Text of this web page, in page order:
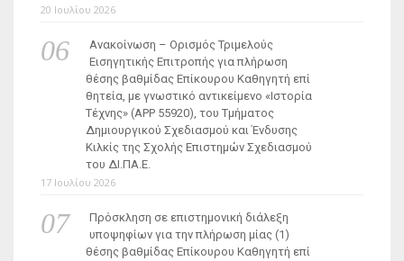
20 Ιουλίου 2026
Ανακοίνωση – Ορισμός Τριμελούς
Εισηγητικής Επιτροπής για πλήρωση
θέσης βαθμίδας Επίκουρου Καθηγητή επί
θητεία, με γνωστικό αντικείμενο «Ιστορία
Τέχνης» (ΑΡΡ 55920), του Τμήματος
Δημιουργικού Σχεδιασμού και Ένδυσης
Κιλκίς της Σχολής Επιστημών Σχεδιασμού
του ΔΙ.ΠΑ.Ε.
17 Ιουλίου 2026
Πρόσκληση σε επιστημονική διάλεξη
υποψηφίων για την πλήρωση μίας (1)
θέσης βαθμίδας Επίκουρου Καθηγητή επί